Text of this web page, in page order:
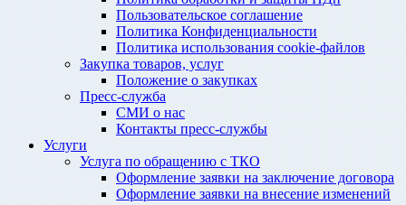
Пользовательское соглашение
Политика Конфиденциальности
Политика использования cookie-файлов
Закупка товаров, услуг
Положение о закупках
Пресс-служба
СМИ о нас
Контакты пресс-службы
Услуги
Услуга по обращению с ТКО
Оформление заявки на заключение договора
Оформление заявки на внесение изменений